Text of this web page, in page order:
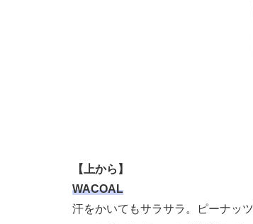
【上から】
WACOAL
汗をかいてもサラサラ。ピーナッ